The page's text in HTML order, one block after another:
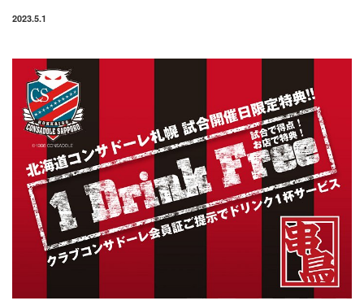
2023.5.1
やきとり占い
お持ち帰り
こだわりと歴史
クーポン
採用情報
企業情報
お問い合わせ
立ち寄りください！ ■舞茸おろし...
麻生・手稲・平岸 3店舗限定！お子様ドリ
ンク無料です！
麻生・手稲・平岸 3店舗限定です！ お子様
ドリンク何杯でも無料でご提供いたします！ (※フロート・
ノンアルコールは除外します） 皆...
月別アーカイブ
2026年8月